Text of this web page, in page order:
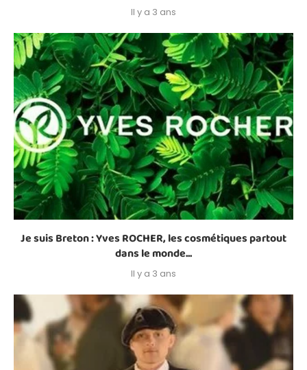
Il y a 3 ans
Je suis Breton : Yves ROCHER, les cosmétiques partout
dans le monde...
Il y a 3 ans